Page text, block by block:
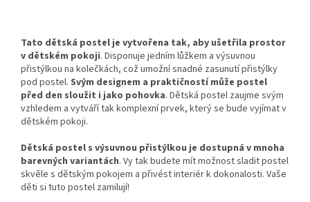
Tato dětská postel je vytvořena tak, aby ušetřila prostor
v dětském pokoji. Disponuje jedním lůžkem a výsuvnou
přistýlkou na kolečkách, což umožní snadné zasunutí přistýlky
pod postel. Svým designem a praktičností může postel
před den sloužit i jako pohovka. Dětská postel zaujme svým
vzhledem a vytváří tak komplexní prvek, který se bude vyjímat v
dětském pokoji.
Dětská postel s výsuvnou přistýlkou je dostupná v mnoha
barevných variantách. Vy tak budete mít možnost sladit postel
skvěle s dětským pokojem a přivést interiér k dokonalosti. Vaše
děti si tuto postel zamilují!